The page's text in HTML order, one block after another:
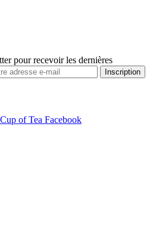
pour recevoir les dernières
Inscription